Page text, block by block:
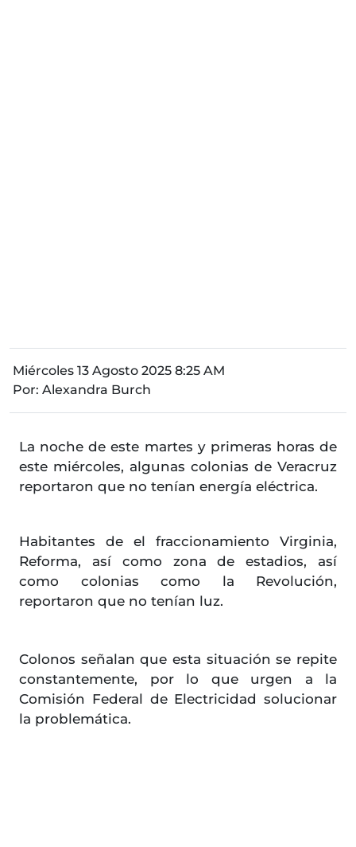
Miércoles 13 Agosto 2025 8:25 AM
Por: Alexandra Burch
La noche de este martes y primeras horas de
este miércoles, algunas colonias de Veracruz
reportaron que no tenían energía eléctrica.
Habitantes de el fraccionamiento Virginia,
Reforma, así como zona de estadios, así
como colonias como la Revolución,
reportaron que no tenían luz.
Colonos señalan que esta situación se repite
constantemente, por lo que urgen a la
Comisión Federal de Electricidad solucionar
la problemática.